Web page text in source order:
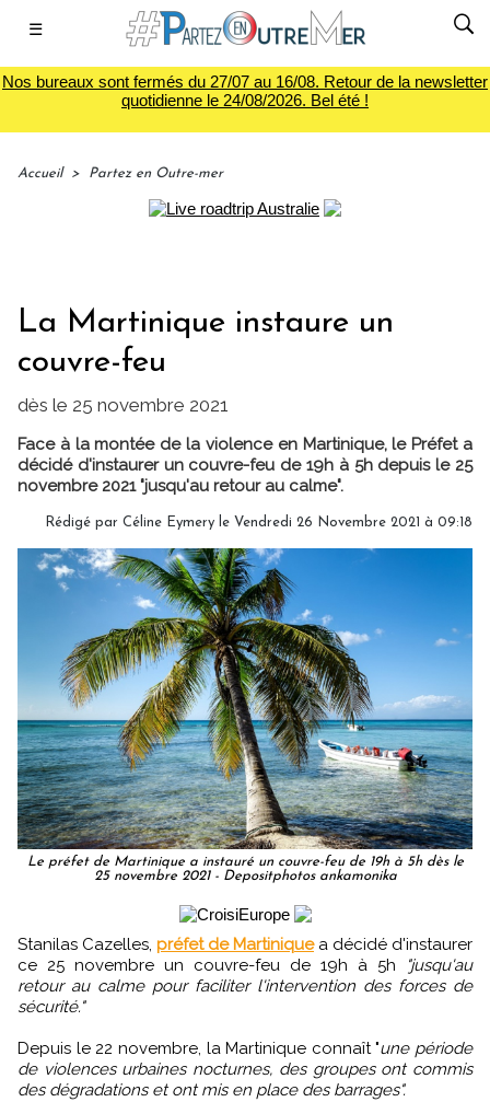
☰
Nos bureaux sont fermés du 27/07 au 16/08. Retour de la newsletter
quotidienne le 24/08/2026. Bel été !
Accueil > Partez en Outre-mer
La Martinique instaure un
couvre-feu
dès le 25 novembre 2021
Face à la montée de la violence en Martinique, le Préfet a
décidé d'instaurer un couvre-feu de 19h à 5h depuis le 25
novembre 2021 "jusqu'au retour au calme".
Rédigé par Céline Eymery le Vendredi 26 Novembre 2021 à 09:18
Le préfet de Martinique a instauré un couvre-feu de 19h à 5h dès le
25 novembre 2021 - Depositphotos ankamonika
Stanilas Cazelles, préfet de Martiniquea décidé d'instaurer
ce 25 novembre un couvre-feu de 19h à 5h
"jusqu'au
retour au calme pour faciliter l'intervention des forces de
sécurité."
Depuis le 22 novembre, la Martinique connaît "une période
de violences urbaines nocturnes, des groupes ont commis
des dégradations et ont mis en place des barrages".